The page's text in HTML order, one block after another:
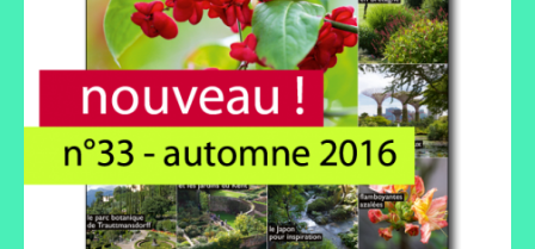
Amis jardiniers du Devon
Fête des plantes
Florescence
Portes ouvertes
Visites de jardins